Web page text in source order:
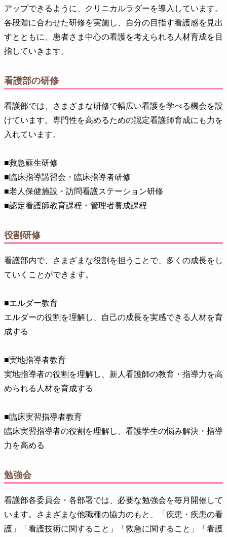
アップできるように、クリニカルラダーを導入しています。
各段階に合わせた研修を実施し、自分の目指す看護感を見出
すとともに、患者さま中心の看護を考えられる人材育成を目
指していきます。
看護部の研修
看護部では、さまざまな研修で幅広い看護を学べる機会を設
けています。専門性を高めるための認定看護師育成にも力を
入れています。
■救急蘇生研修
■臨床指導講習会・臨床指導者研修
■老人保健施設・訪問看護ステーション研修
■認定看護師教育課程・管理者養成課程
役割研修
看護部内で、さまざまな役割を担うことで、多くの成長をし
ていくことができます。
■エルダー教育
エルダーの役割を理解し、自己の成長を実感できる人材を育
成する
■実地指導者教育
実地指導者の役割を理解し、新人看護師の教育・指導力を高
められる人材を育成する
■臨床実習指導者教育
臨床実習指導者の役割を理解し、看護学生の悩み解決・指導
力を高める
勉強会
看護部各委員会・各部署では、必要な勉強会を毎月開催して
います。さまざまな他職種の協力のもと、「疾患・疾患の看
護」「看護技術に関すること」「救急に関すること」「看護